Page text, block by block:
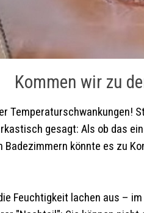
Kommen wir zu
Temperaturschwankungen!
gesagt: Als ob das
könnte es zu
Feuchtigkeit lachen aus –